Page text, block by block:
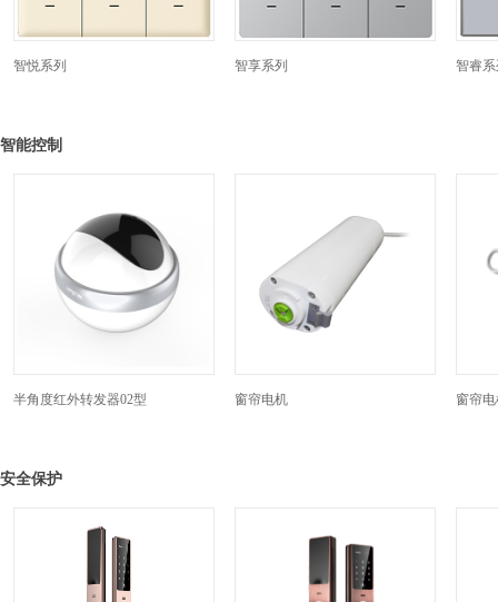
智悦系列 智享系列 智睿
智能控制
半角度红外转发器02型 窗帘电机 窗帘
安全保护